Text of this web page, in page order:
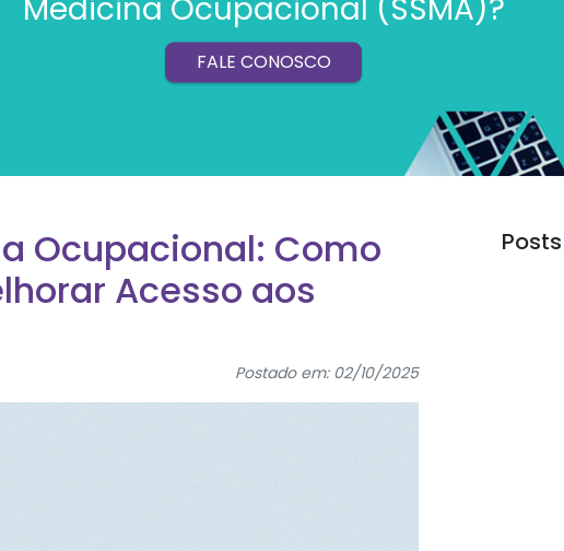
Medicina Ocupacional (SSMA)?
FALE CONOSCO
Ocupacional: Como
Acesso aos
Postado em: 02/10/2025